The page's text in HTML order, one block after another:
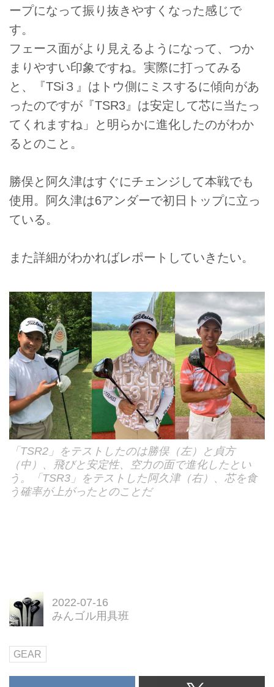
ープになって振り抜きやすくなった感じで
す。
フェース面がより見えるようになって、つか
まりやすい印象ですね。実際に打ってみる
と、『TSi３』はトウ側にミスするに傾向があ
ったのですが『TSR3』は安定して芯に当たっ
てくれますね」と明らかに進化したのがわか
るとのこと。
勝俣と阿久津はすぐにチェンジして本戦でも
使用。阿久津は6アンダーで初日トップに立っ
ている。
また詳細がわかればレポートしていきたい。
「TSR2」をテストしたのは勝俣（左）と貞方
（中）、飛びと安定性、空力の面で進化したとい
う。「TSR3」をテストした阿久津（右）、芯を食
う確率が上がったとのことだ
2022-07-16
みんゴル用具班
GEAR